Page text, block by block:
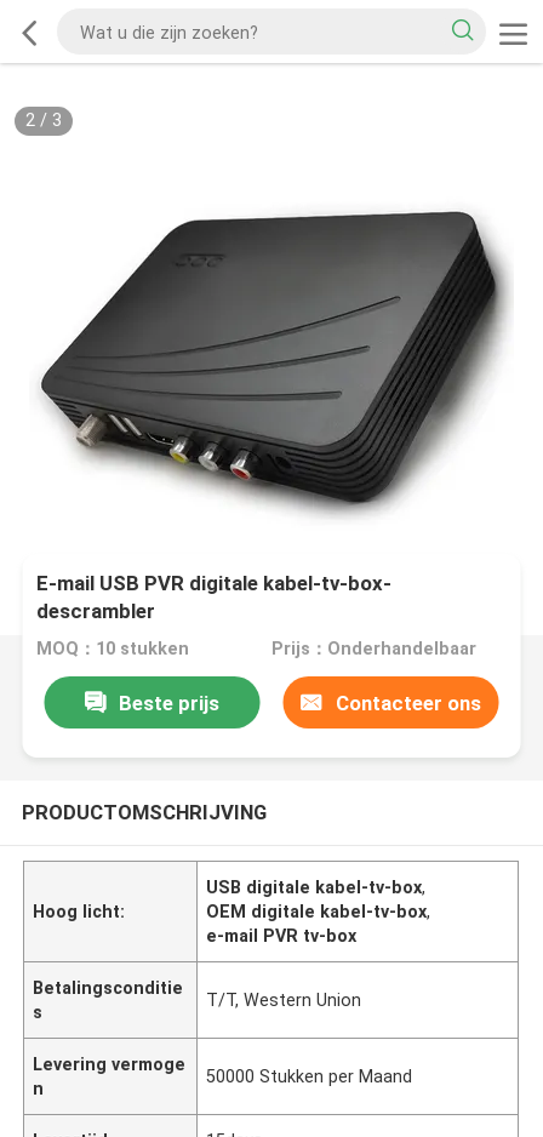
2/ 3
E-mail USB PVR digitale kabel-tv-box-
descrambler
MOQ：10 stukken Prijs：Onderhandelbaar
Beste prijs Contacteer ons
PRODUCTOMSCHRIJVING
Hoog licht:
USB digitale kabel-tv-box,
OEM digitale kabel-tv-box,
e-mail PVR tv-box
Betalingsconditie
s
T/T, Western Union
Levering vermoge
n
50000 Stukken per Maand